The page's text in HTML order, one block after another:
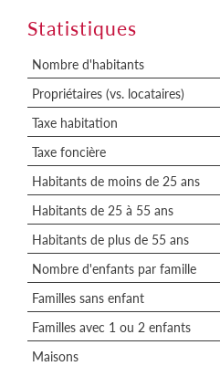
Statistiques
Nombre d'habitants
Propriétaires (vs. locataires)
Taxe habitation
Taxe foncière
Habitants de moins de 25 ans
Habitants de 25 à 55 ans
Habitants de plus de 55 ans
Nombre d'enfants par famille
Familles sans enfant
Familles avec 1 ou 2 enfants
Maisons